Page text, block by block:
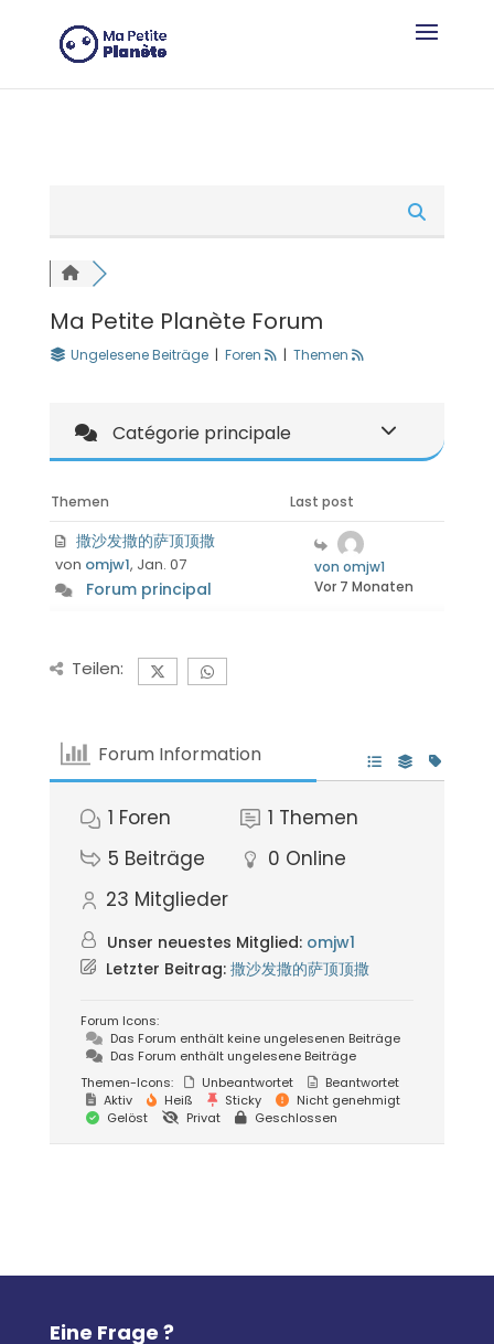
Ma Petite Planète Forum
Ungelesene Beiträge | Foren | Themen
Catégorie principale
Themen Last post
撒沙发撒的萨顶顶撒
von omjw1, Jan. 07
Forum principal
von omjw1
Vor 7 Monaten
Teilen:
Forum Information
1 Foren 1 Themen
5 Beiträge 0 Online
23 Mitglieder
Unser neuestes Mitglied: omjw1
Letzter Beitrag: 撒沙发撒的萨顶顶撒
Forum Icons:
Das Forum enthält keine ungelesenen Beiträge
Das Forum enthält ungelesene Beiträge
Themen-Icons:
Unbeantwortet
Beantwortet
Aktiv
Heiß Sticky
Nicht genehmigt
Gelöst
Privat Geschlossen
Eine Frage ?